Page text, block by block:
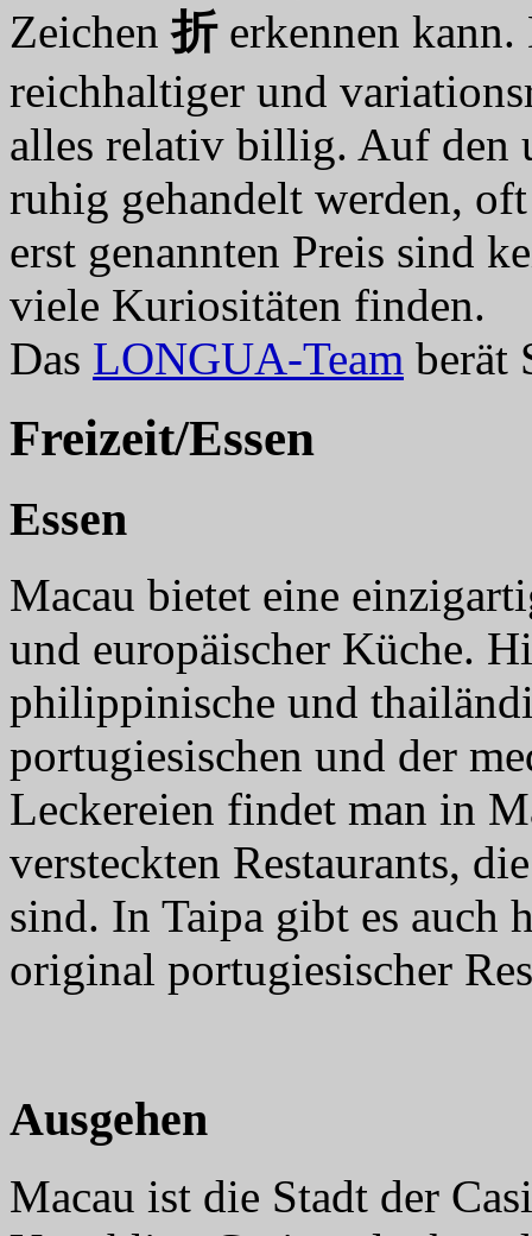
Zeichen折erkennen kann.
reichhaltiger und
alles relativ billig. Auf den
ruhig gehandelt werden,
erst genannten Preis sind
viele Kuriositäten finden.
Das LONGUA-Team berät
Freizeit/Essen
Essen
Macau bietet eine
und europäischer Küche.
philippinische und
portugiesischen und der
Leckereien findet man in
versteckten Restaurants,
sind. In Taipa gibt es auch
original portugiesischer
Ausgehen
Macau ist die Stadt der